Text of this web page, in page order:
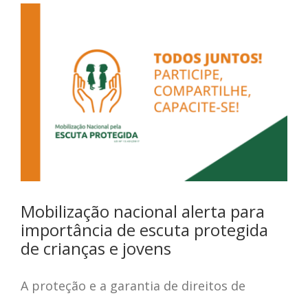
Mobilização nacional alerta para
importância de escuta protegida
de crianças e jovens
A proteção e a garantia de direitos de